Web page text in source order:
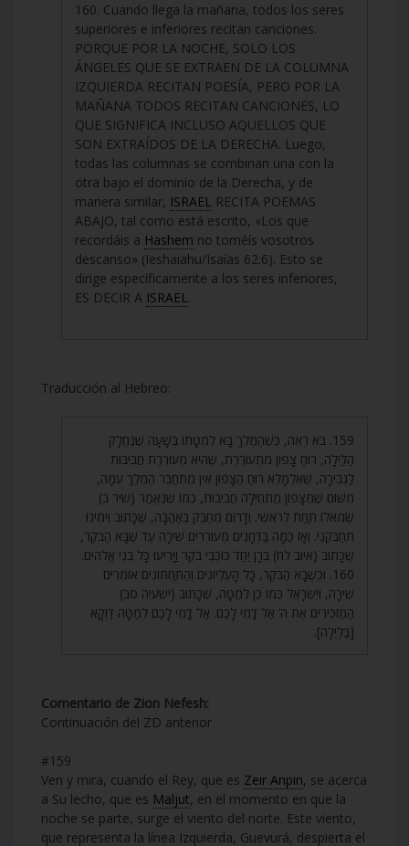
160. Cuando llega la mañana, todos los seres
superiores e inferiores recitan canciones.
PORQUE POR LA NOCHE, SOLO LOS
ÁNGELES QUE SE EXTRAEN DE LA COLUMNA
IZQUIERDA RECITAN POESÍA, PERO POR LA
MAÑANA TODOS RECITAN CANCIONES, LO
QUE SIGNIFICA INCLUSO AQUELLOS QUE
SON EXTRAÍDOS DE LA DERECHA. Luego,
todas las columnas se combinan una con la
otra bajo el dominio de la Derecha, y de
manera similar, ISRAEL RECITA POEMAS
ABAJO, tal como está escrito, «Los que
recordáis a Hashem no toméís vosotros
descanso» (Ieshaiahu/Isaías 62:6). Esto se
dirige específicamente a los seres inferiores,
ES DECIR A ISRAEL.
Traducción al Hebreo:
159. בֹּא רְאֵה, כְּשֶׁהַמֶּלֶךְ בָּא לְמִטָּתוֹ בְּשָׁעָה שֶׁנֶּחֱלָק
הַלַּיְלָה, רוּחַ צָפוֹן מִתְעוֹרֶרֶת, שֶׁהִיא מְעוֹרֶרֶת חֲבִיבוּת
לַגְּבִירָה, שֶׁאִלְמָלֵא רוּחַ הַצָּפוֹן אֵין מִתְחַבֵּר הַמֶּלֶךְ עִמָּהּ,
מִשּׁוּם שֶׁמִּצָּפוֹן מַתְחִילָה חֲבִיבוּת, כְּמוֹ שֶׁנֶּאֱמַר (שיר ב)
שְׂמֹאלוֹ תַּחַת לְרֹאשִׁי. וְדָרוֹם מְחַבֵּק בְּאַהֲבָה, שֶׁכָּתוּב וִימִינוֹ
תְּחַבְּקֵנִי. וְאָז כַּמָּה בַּדְּחָנִים מְעוֹרְרִים שִׁירָה עַד שֶׁבָּא הַבֹּקֶר,
שֶׁכָּתוּב (איוב לח) בְּרָן יַחַד כּוֹכְבֵי בֹקֶר וַיָּרִיעוּ כָּל בְּנֵי אֱלֹהִים.
160. וּכְשֶׁבָּא הַבֹּקֶר, כָּל הָעֶלְיוֹנִים וְהַתַּחְתּוֹנִים אוֹמְרִים
שִׁירָה, וְיִשְׂרָאֵל כְּמוֹ כֵן לְמַטָּה, שֶׁכָּתוּב (ישעיה סב)
הַמַּזְכִּירִים אֶת ה’ אַל דֳּמִי לָכֶם. אַל דֳּמִי לָכֶם לְמַטָּה דַּוְקָא
[בַּלַּיְלָה].
Comentario de Zion Nefesh:
Continuación del ZD anterior
#159
Ven y mira, cuando el Rey, que es Zeir Anpin, se acerca
a Su lecho, que es Maljut, en el momento en que la
noche se parte, surge el viento del norte. Este viento,
que representa la línea Izquierda, Guevurá, despierta el